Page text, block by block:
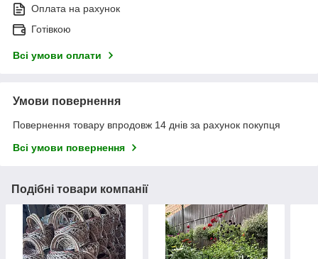
Оплата на рахунок
Готівкою
Всі умови оплати
Умови повернення
Повернення товару впродовж 14 днів за рахунок покупця
Всі умови повернення
Подібні товари компанії